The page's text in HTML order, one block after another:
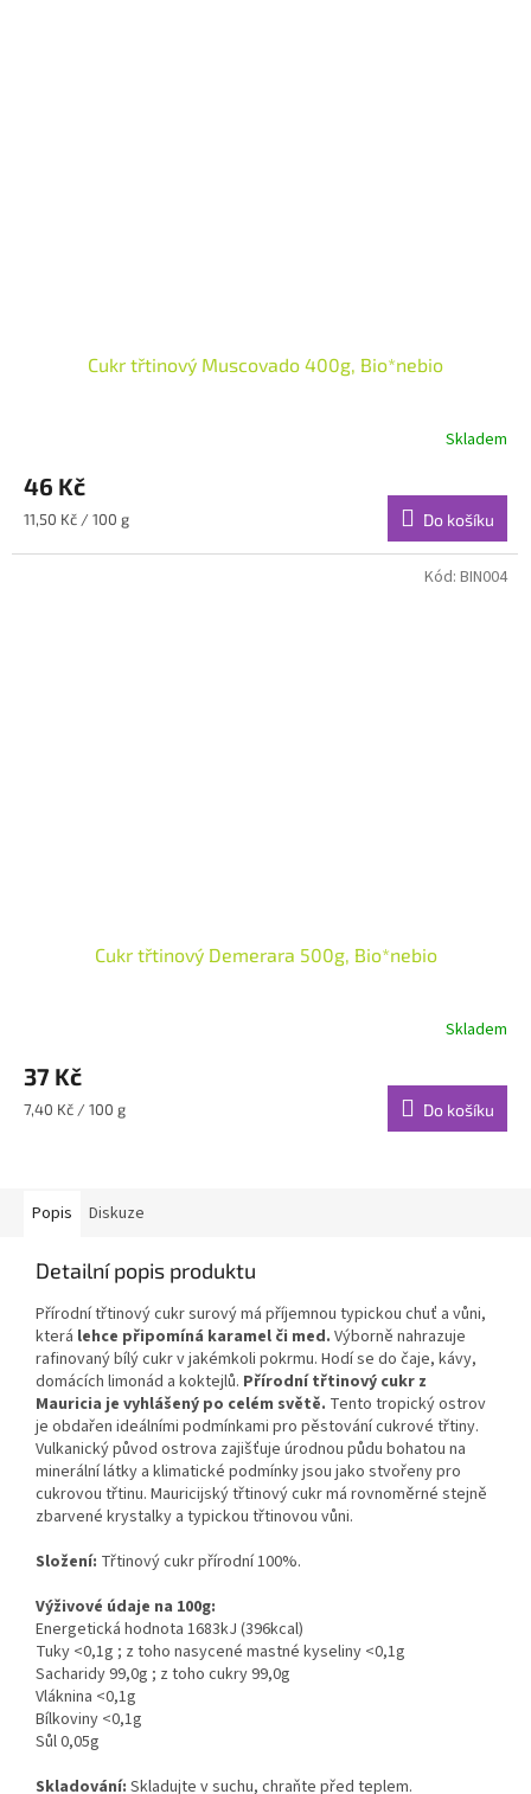
Cukr třtinový Muscovado 400g, Bio*nebio
Skladem
46 Kč
Měrná
11,50 Kč / 100 g Do košíku
Cukr třtinový Demerara 500g, Bio*nebio
Skladem
37 Kč
Měrná
7,40 Kč / 100 g Do košíku
Kód: BIN004
Popis Diskuze
Detailní popis produktu
Přírodní třtinový cukr surový má příjemnou typickou chuť a vůni,
která lehce připomíná karamel či med. Výborně nahrazuje
rafinovaný bílý cukr v jakémkoli pokrmu. Hodí se do čaje, kávy,
domácích limonád a koktejlů. Přírodní třtinový cukr z
Mauricia je vyhlášený po celém světě. Tento tropický ostrov
je obdařen ideálními podmínkami pro pěstování cukrové třtiny.
Vulkanický původ ostrova zajišťuje úrodnou půdu bohatou na
minerální látky a klimatické podmínky jsou jako stvořeny pro
cukrovou třtinu. Mauricijský třtinový cukr má rovnoměrné stejně
zbarvené krystalky a typickou třtinovou vůni.
Složení: Třtinový cukr přírodní 100%.
Výživové údaje na 100g:
Energetická hodnota 1683kJ (396kcal)
Tuky <0,1g ; z toho nasycené mastné kyseliny <0,1g
Sacharidy 99,0g ; z toho cukry 99,0g
Vláknina <0,1g
Bílkoviny <0,1g
Sůl 0,05g
Skladování: Skladujte v suchu, chraňte před teplem.